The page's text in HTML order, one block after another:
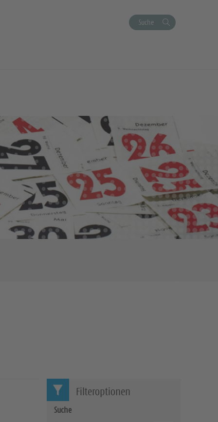
Suche
Filteroptionen
Suche